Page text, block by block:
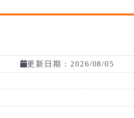
更新日期：2026/08/05